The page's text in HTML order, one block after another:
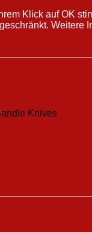
Klick auf OK
Weitere